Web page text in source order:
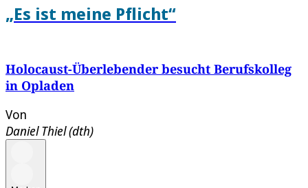
„Es ist meine Pflicht“
Holocaust-Überlebender besucht Berufskolleg
in Opladen
Von
Daniel Thiel (dth)